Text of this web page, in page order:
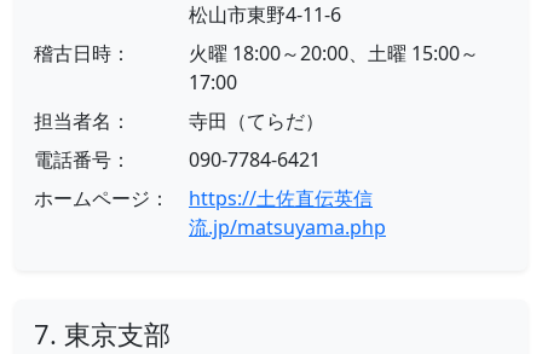
松山市東野4-11-6
稽古日時：
火曜 18:00～20:00、土曜 15:00～
17:00
担当者名：
寺田（てらだ）
電話番号：
090-7784-6421
ホームページ：
https://土佐直伝英信
流.jp/matsuyama.php
7. 東京支部